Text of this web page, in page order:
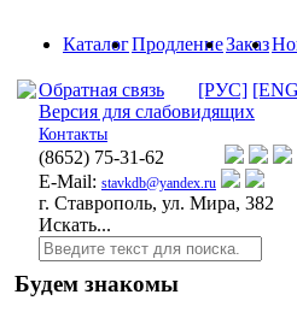
КаталогПродлениеЗаказ
Обратная связь [РУС]
Версия для слабовидящих
Контакты
(8652) 75-31-62
E-Mail: stavkdb@yandex.ru
г. Ставрополь, ул. Мира, 382
Искать...
Будем знакомы